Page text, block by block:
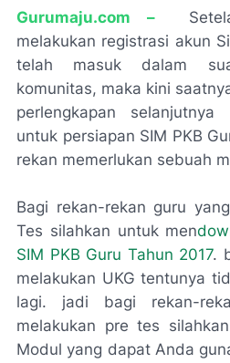
Gurumaju.com –
melakukan registrasi akun
telah masuk dalam
komunitas, maka kini
perlengkapan selanjutnya
untuk persiapan SIM PKB
rekan memerlukan sebuah
Bagi rekan-rekan guru
Tes silahkan untuk men
SIM PKB Guru Tahun 2017.
melakukan UKG tentunya
lagi. jadi bagi rekan-
melakukan pre tes
Modul yang dapat Anda